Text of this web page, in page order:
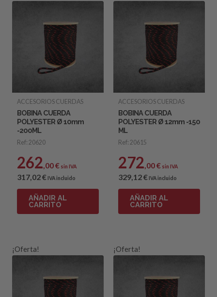
ACCESORIOS CUERDAS
BOBINA CUERDA
POLYESTER Ø 10mm
-200ML
Ref: 20620
262,00€ sin IVA
317,02€ IVA incluido
AÑADIR AL
CARRITO
ACCESORIOS CUERDAS
BOBINA CUERDA
POLYESTER Ø 12mm -150
ML
Ref: 20615
272,00€ sin IVA
329,12€ IVA incluido
AÑADIR AL
CARRITO
¡Oferta! ¡Oferta!